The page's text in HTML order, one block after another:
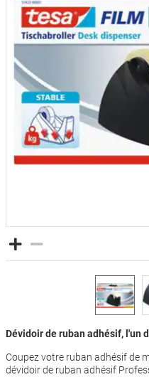
Dévidoir de ruban adhésif, l'un
Coupez votre ruban adhésif de
dévidoir de ruban adhésif